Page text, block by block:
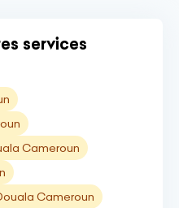
services
Cameroun
Cameroun